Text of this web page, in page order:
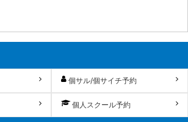
個サル/個サイチ予約
個人スクール予約